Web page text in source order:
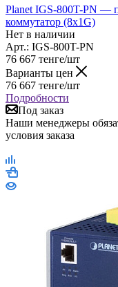
Planet IGS-800T-PN —
коммутатор (8x1G)
Нет в наличии
Арт.: IGS-800T-PN
76 667 тенге/шт
Варианты цен
76 667 тенге/шт
Подробности
Под заказ
Наши менеджеры
условия заказа